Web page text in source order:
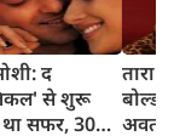
द
से शुरू
सफर, 30
तारा
बोल्ड